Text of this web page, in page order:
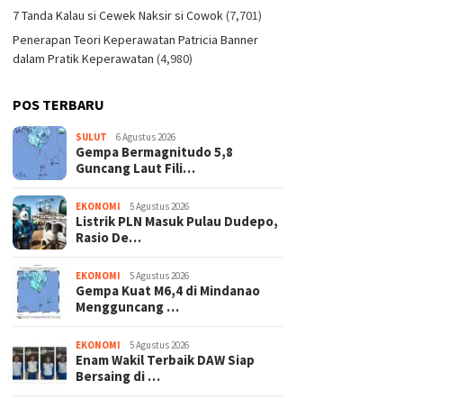
7 Tanda Kalau si Cewek Naksir si Cowok(7,701)
Penerapan Teori Keperawatan Patricia Banner
dalam Pratik Keperawatan (4,980)
POS TERBARU
SULUT 6 Agustus 2026
Gempa Bermagnitudo 5,8
Guncang Laut Fili…
EKONOMI 5 Agustus 2026
Listrik PLN Masuk Pulau Dudepo,
Rasio De…
EKONOMI 5 Agustus 2026
Gempa Kuat M6,4 di Mindanao
Mengguncang …
EKONOMI 5 Agustus 2026
Enam Wakil Terbaik DAW Siap
Bersaing di …